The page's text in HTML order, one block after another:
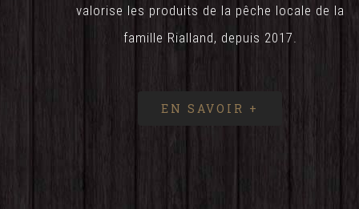
valorise les produits de la pêche locale de la
famille Rialland, depuis 2017.
EN SAVOIR +